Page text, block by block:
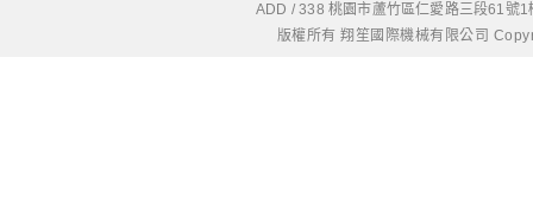
ADD / 338 桃園市蘆竹區仁愛路三
版權所有 翔笙國際機械有限公司